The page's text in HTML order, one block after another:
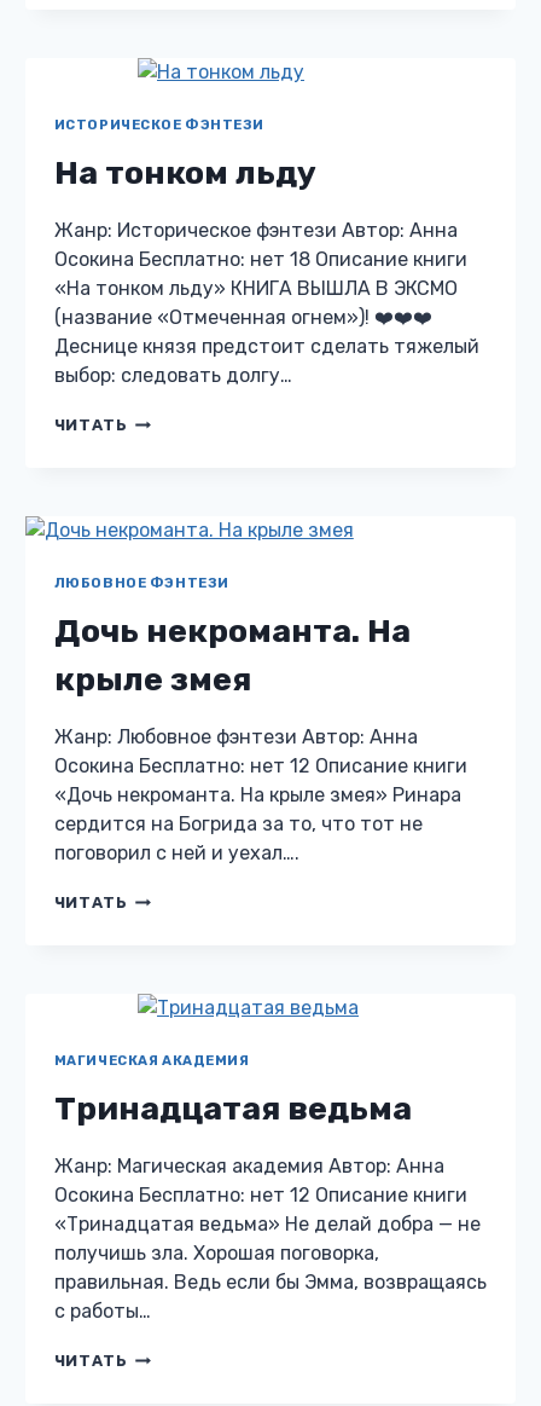
ИСТОРИЧЕСКОЕ ФЭНТЕЗИ
На тонком льду
Жанр: Историческое фэнтези Автор: Анна
Осокина Бесплатно: нет 18 Описание книги
«На тонком льду» КНИГА ВЫШЛА В ЭКСМО
(название «Отмеченная огнем»)! ❤️❤️❤️
Деснице князя предстоит сделать тяжелый
выбор: следовать долгу…
ЧИТАТЬ НА
ЛЮБОВНОЕ ФЭНТЕЗИ
Дочь некроманта. На
крыле змея
Жанр: Любовное фэнтези Автор: Анна
Осокина Бесплатно: нет 12 Описание книги
«Дочь некроманта. На крыле змея» Ринара
сердится на Богрида за то, что тот не
поговорил с ней и уехал….
ЧИТАТЬ ДОЧЬ
ЗМЕЯ
МАГИЧЕСКАЯ АКАДЕМИЯ
Тринадцатая ведьма
Жанр: Магическая академия Автор: Анна
Осокина Бесплатно: нет 12 Описание книги
«Тринадцатая ведьма» Не делай добра — не
получишь зла. Хорошая поговорка,
правильная. Ведь если бы Эмма, возвращаясь
с работы…
ЧИТАТЬ ТРИНАДЦАТАЯ